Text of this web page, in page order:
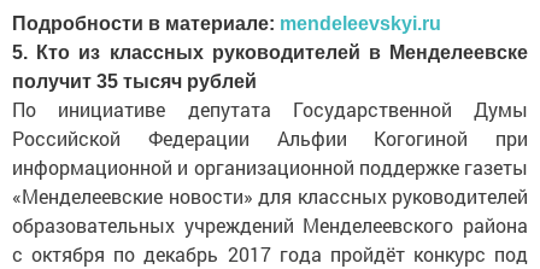
Подробности в материале: mendeleevskyi.ru
5. Кто из классных руководителей в Менделеевске
получит 35 тысяч рублей
По инициативе депутата Государственной Думы
Российской Федерации Альфии Когогиной при
информационной и организационной поддержке газеты
«Менделеевские новости» для классных руководителей
образовательных учреждений Менделеевского района
с октября по декабрь 2017 года пройдёт конкурс под